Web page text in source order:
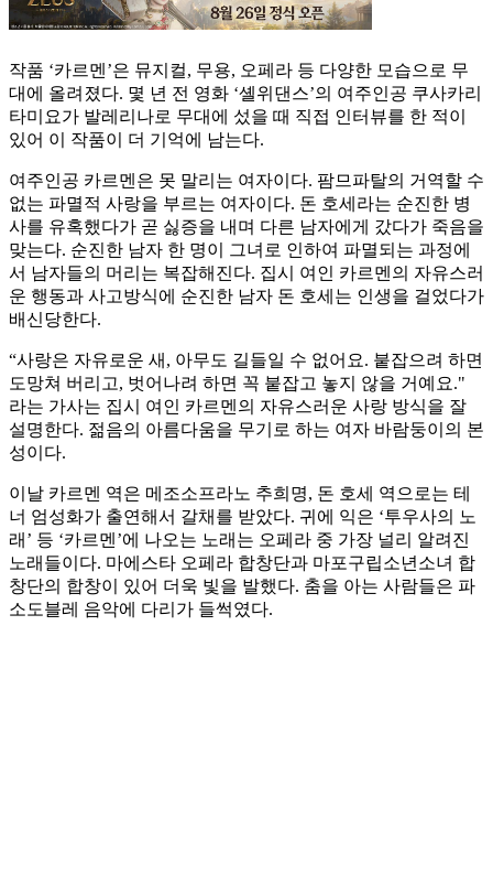
작품 ‘카르멘’은 뮤지컬, 무용, 오페라 등 다양한 모습으로 무
대에 올려졌다. 몇 년 전 영화 ‘셸위댄스’의 여주인공 쿠사카리
타미요가 발레리나로 무대에 섰을 때 직접 인터뷰를 한 적이
있어 이 작품이 더 기억에 남는다.
여주인공 카르멘은 못 말리는 여자이다. 팜므파탈의 거역할 수
없는 파멸적 사랑을 부르는 여자이다. 돈 호세라는 순진한 병
사를 유혹했다가 곧 싫증을 내며 다른 남자에게 갔다가 죽음을
맞는다. 순진한 남자 한 명이 그녀로 인하여 파멸되는 과정에
서 남자들의 머리는 복잡해진다. 집시 여인 카르멘의 자유스러
운 행동과 사고방식에 순진한 남자 돈 호세는 인생을 걸었다가
배신당한다.
“사랑은 자유로운 새, 아무도 길들일 수 없어요. 붙잡으려 하면
도망쳐 버리고, 벗어나려 하면 꼭 붙잡고 놓지 않을 거예요."
라는 가사는 집시 여인 카르멘의 자유스러운 사랑 방식을 잘
설명한다. 젊음의 아름다움을 무기로 하는 여자 바람둥이의 본
성이다.
이날 카르멘 역은 메조소프라노 추희명, 돈 호세 역으로는 테
너 엄성화가 출연해서 갈채를 받았다. 귀에 익은 ‘투우사의 노
래’ 등 ‘카르멘’에 나오는 노래는 오페라 중 가장 널리 알려진
노래들이다. 마에스타 오페라 합창단과 마포구립소년소녀 합
창단의 합창이 있어 더욱 빛을 발했다. 춤을 아는 사람들은 파
소도블레 음악에 다리가 들썩였다.